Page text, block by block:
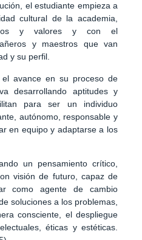
el estudiante empieza a
cultural de la academia,
y valores y con el
y maestros que van
y su perfil.
avance en su proceso de
desarrollando aptitudes y
para ser un individuo
autónomo, responsable y
en equipo y adaptarse a los
un pensamiento crítico,
visión de futuro, capaz de
como agente de cambio
soluciones a los problemas,
consciente, el despliegue
éticas y estéticas.